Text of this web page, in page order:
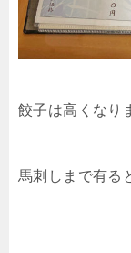
餃子は高くなり
馬刺しまで有る